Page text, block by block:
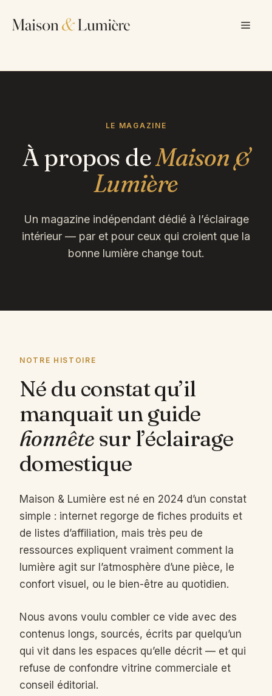
LE MAGAZINE
À propos deMaison &
Lumière
Un magazine indépendant dédié à l’éclairage
intérieur — par et pour ceux qui croient que la
bonne lumière change tout.
NOTRE HISTOIRE
Né du constat qu’il
manquait un guide
honnêtesur l’éclairage
domestique
Maison & Lumière est né en 2024 d’un constat
simple : internet regorge de fiches produits et
de listes d’affiliation, mais très peu de
ressources expliquent vraiment comment la
lumière agit sur l’atmosphère d’une pièce, le
confort visuel, ou le bien-être au quotidien.
Nous avons voulu combler ce vide avec des
contenus longs, sourcés, écrits par quelqu’un
qui vit dans les espaces qu’elle décrit — et qui
refuse de confondre vitrine commerciale et
conseil éditorial.